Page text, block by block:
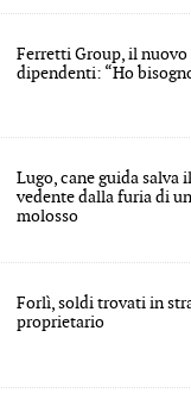
Ferretti Group, il nuovo
dipendenti: “Ho
Lugo, cane guida salva
vedente dalla furia di
molosso
Forlì, soldi trovati in
proprietario